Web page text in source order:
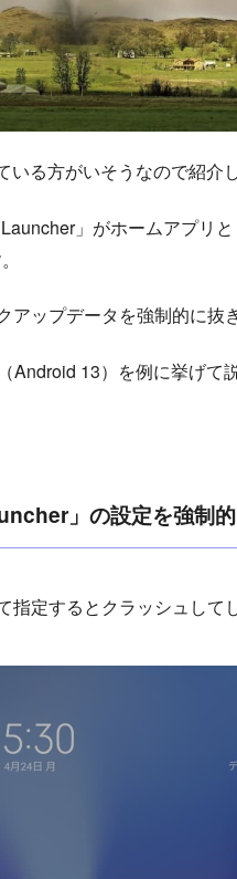
る方がいそうなので紹介
」がホームアプリ
ップデータを強制的に抜
Android 13）を例に挙げて
」の設定を強制
指定するとクラッシュして